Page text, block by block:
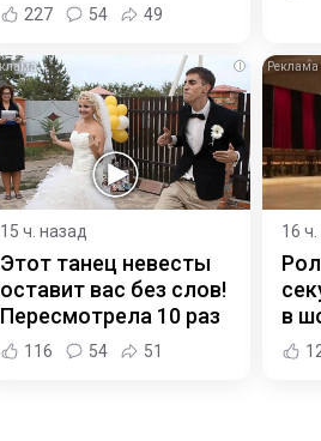
227 54 49
i
15 ч. назад
Этот танец невесты
оставит вас без слов!
Пересмотрела 10 раз
116 54 51
16
в